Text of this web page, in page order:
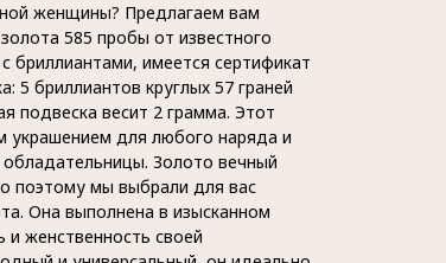
женщины? Предлагаем вам
585 пробы от известного
бриллиантами, имеется сертификат
5 бриллиантов круглых 57 граней
подвеска весит 2 грамма. Этот
украшением для любого наряда и
Золото вечный
поэтому мы выбрали для вас
Она выполнена в изысканном
женственность своей